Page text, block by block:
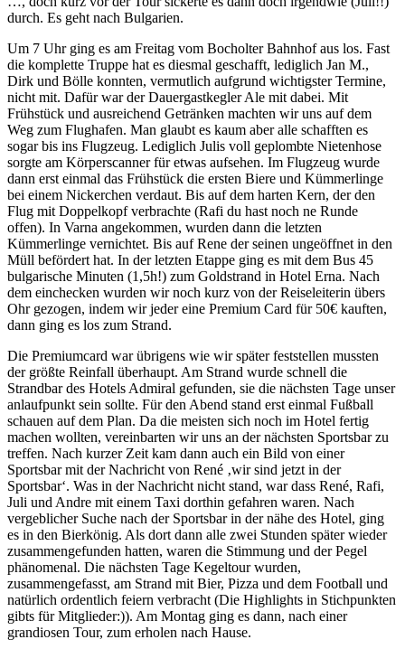
durch. Es geht nach Bulgarien.
Um 7 Uhr ging es am Freitag vom Bocholter Bahnhof aus los. Fast
die komplette Truppe hat es diesmal geschafft, lediglich Jan M.,
Dirk und Bölle konnten, vermutlich aufgrund wichtigster Termine,
nicht mit. Dafür war der Dauergastkegler Ale mit dabei. Mit
Frühstück und ausreichend Getränken machten wir uns auf dem
Weg zum Flughafen. Man glaubt es kaum aber alle schafften es
sogar bis ins Flugzeug. Lediglich Julis voll geplombte Nietenhose
sorgte am Körperscanner für etwas aufsehen. Im Flugzeug wurde
dann erst einmal das Frühstück die ersten Biere und Kümmerlinge
bei einem Nickerchen verdaut. Bis auf dem harten Kern, der den
Flug mit Doppelkopf verbrachte (Rafi du hast noch ne Runde
offen). In Varna angekommen, wurden dann die letzten
Kümmerlinge vernichtet. Bis auf Rene der seinen ungeöffnet in den
Müll befördert hat. In der letzten Etappe ging es mit dem Bus 45
bulgarische Minuten (1,5h!) zum Goldstrand in Hotel Erna. Nach
dem einchecken wurden wir noch kurz von der Reiseleiterin übers
Ohr gezogen, indem wir jeder eine Premium Card für 50€ kauften,
dann ging es los zum Strand.
Die Premiumcard war übrigens wie wir später feststellen mussten
der größte Reinfall überhaupt. Am Strand wurde schnell die
Strandbar des Hotels Admiral gefunden, sie die nächsten Tage unser
anlaufpunkt sein sollte. Für den Abend stand erst einmal Fußball
schauen auf dem Plan. Da die meisten sich noch im Hotel fertig
machen wollten, vereinbarten wir uns an der nächsten Sportsbar zu
treffen. Nach kurzer Zeit kam dann auch ein Bild von einer
Sportsbar mit der Nachricht von René ‚wir sind jetzt in der
Sportsbar‘. Was in der Nachricht nicht stand, war dass René, Rafi,
Juli und Andre mit einem Taxi dorthin gefahren waren. Nach
vergeblicher Suche nach der Sportsbar in der nähe des Hotel, ging
es in den Bierkönig. Als dort dann alle zwei Stunden später wieder
zusammengefunden hatten, waren die Stimmung und der Pegel
phänomenal. Die nächsten Tage Kegeltour wurden,
zusammengefasst, am Strand mit Bier, Pizza und dem Football und
natürlich ordentlich feiern verbracht (Die Highlights in Stichpunkten
gibts für Mitglieder:)). Am Montag ging es dann, nach einer
grandiosen Tour, zum erholen nach Hause.